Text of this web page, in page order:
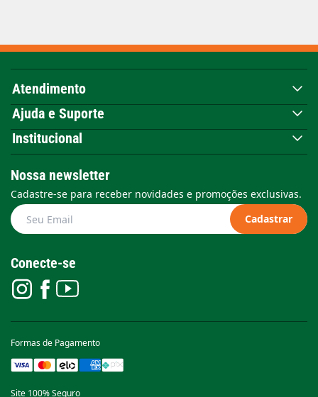
Atendimento
Ajuda e Suporte
Institucional
Nossa newsletter
Cadastre-se para receber novidades e promoções exclusivas.
Cadastrar
Conecte-se
Formas de Pagamento
Site 100% Seguro